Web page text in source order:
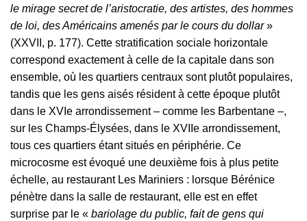
le mirage secret de l’aristocratie, des artistes, des hommes
de loi, des Américains amenés par le cours du dollar»
(XXVII, p. 177). Cette stratification sociale horizontale
correspond exactement à celle de la capitale dans son
ensemble, où les quartiers centraux sont plutôt populaires,
tandis que les gens aisés résident à cette époque plutôt
dans le XVIe arrondissement – comme les Barbentane –,
sur les Champs-Élysées, dans le XVIIe arrondissement,
tous ces quartiers étant situés en périphérie. Ce
microcosme est évoqué une deuxième fois à plus petite
échelle, au restaurant Les Mariniers : lorsque Bérénice
pénètre dans la salle de restaurant, elle est en effet
surprise par le « bariolage du public, fait de gens qui